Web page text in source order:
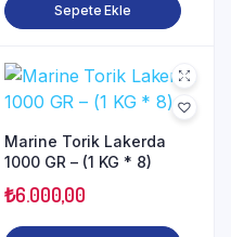
Sepete Ekle
Marine Torik Lakerda
1000 GR – (1 KG * 8)
₺6.000,00